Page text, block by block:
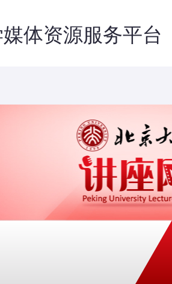
体资源服务平台